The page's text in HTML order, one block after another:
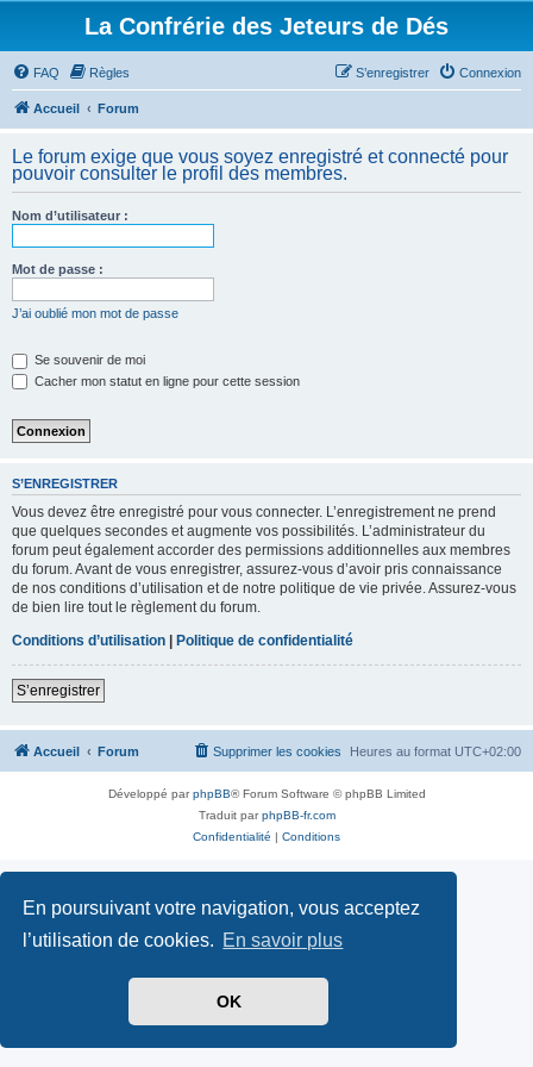
En poursuivant votre navigation, vous acceptez
l’utilisation de cookies. En savoir plus
OK
La Confrérie des Jeteurs de Dés
FAQ Règles Connexion
S’enregistrer
Accueil Forum
Le forum exige que vous soyez enregistré et connecté pour
pouvoir consulter le profil des membres.
Nom d’utilisateur :
Mot de passe :
J’ai oublié mon mot de passe
Se souvenir de moi
Cacher mon statut en ligne pour cette session
S’ENREGISTRER
Vous devez être enregistré pour vous connecter. L’enregistrement ne prend
que quelques secondes et augmente vos possibilités. L’administrateur du
forum peut également accorder des permissions additionnelles aux membres
du forum. Avant de vous enregistrer, assurez-vous d’avoir pris connaissance
de nos conditions d’utilisation et de notre politique de vie privée. Assurez-vous
de bien lire tout le règlement du forum.
Conditions d’utilisation | Politique de confidentialité
S’enregistrer
Accueil Forum Heures au format UTC+02:00
Supprimer les cookies
Développé parphpBB® Forum Software © phpBB Limited
Traduit parphpBB-fr.com
Confidentialité | Conditions